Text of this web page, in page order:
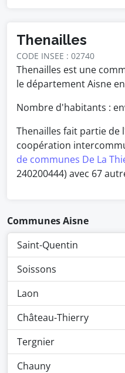
Thenailles
CODE INSEE : 02740
Thenailles est une
le département Aisne
Nombre d'habitants :
Thenailles fait partie de
coopération
de communes De La
240200444) avec 67
Communes Aisne
Saint-Quentin
Soissons
Laon
Château-Thierry
Tergnier
Chauny